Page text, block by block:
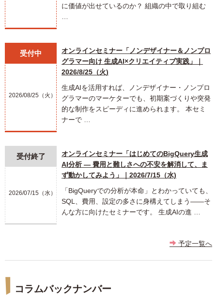
に価値が出せているのか？ 組織の中で取り組む
…
受付中
2026/08/25（火）
オンラインセミナー「ノンデザイナー＆ノンプロ
グラマー向け 生成AI×クリエイティブ実践」｜
2026/8/25（火)
生成AIを活用すれば、ノンデザイナー・ノンプロ
グラマーのマーケターでも、初期案づくりや突発
的な制作をスピーディに進められます。 本セミ
ナーで …
受付終了
2026/07/15（水）
オンラインセミナー「はじめてのBigQuery生成
AI分析 ― 費用と難しさへの不安を解消して、ま
ず動かしてみよう」｜2026/7/15（水)
「BigQueryでの分析が本命」とわかっていても、
SQL、費用、設定の多さに身構えてしまう――そ
んな方に向けたセミナーです。 生成AIの進 …
予定一覧へ
コラムバックナンバー